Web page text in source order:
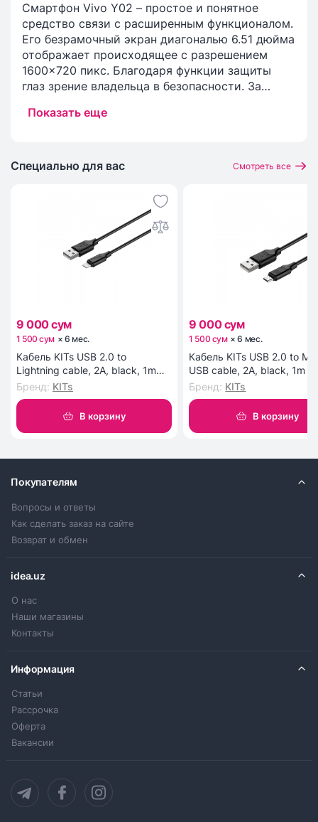
Смартфон Vivo Y02 – простое и понятное
средство связи с расширенным функционалом.
Его безрамочный экран диагональю 6.51 дюйма
отображает происходящее с разрешением
1600x720 пикс. Благодаря функции защиты
глаз зрение владельца в безопасности. За
MediaTek Helio P22 MT6762 на 8 ядер и 2 ГБ
толщиной всего 8.49 мм. Ценители
на 8 и на 5 Мп. Еще одно достоинство
смартфона Vivo Y02 заключается в том, что его
аккумулятор на 5000 мАч «превращается» в
пауэрбанк для других устройств.
Показать еще
Специально для вас Смотреть все
9 000 сум
1 500 сум × 6 мес.
Кабель KITs USB 2.0 to
Lightning cable, 2A, black, 1m
(KITS-W-003)
Бренд: KITs
В корзину
9 000 сум
1 500 сум ×6 мес.
Кабель KITs USB 2.0 to
USB cable, 2A, black, 1m
W-002)
Бренд: KITs
В корзину
Покупателям
Вопросы и ответы
Как сделать заказ на сайте
Возврат и обмен
idea.uz
О нас
Наши магазины
Контакты
Информация
Статьи
Рассрочка
Оферта
Вакансии